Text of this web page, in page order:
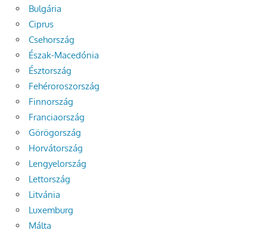
Bulgária
Ciprus
Csehország
Észak-Macedónia
Észtország
Fehéroroszország
Finnország
Franciaország
Görögország
Horvátország
Lengyelország
Lettország
Litvánia
Luxemburg
Málta